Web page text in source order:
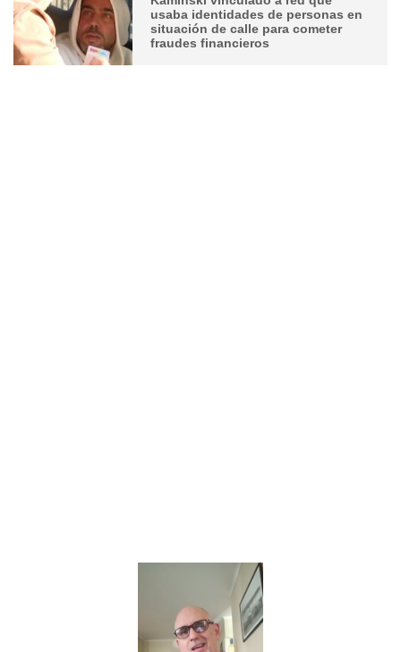
usaba identidades de personas en
situación de calle para cometer
fraudes financieros